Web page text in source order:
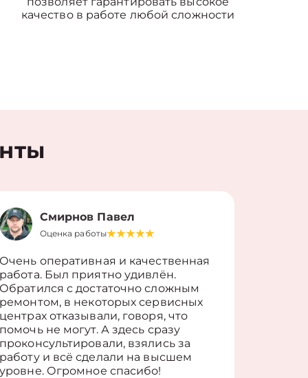
качество в работе любой сложности
Смирнов Павел
Оценка работы
Очень оперативная и качественная
работа. Был приятно удивлён.
Обратился с достаточно сложным
ремонтом, в некоторых сервисных
центрах отказывали, говоря, что
помочь не могут. А здесь сразу
проконсультировали, взялись за
работу и всё сделали на высшем
уровне. Огромное спасибо!